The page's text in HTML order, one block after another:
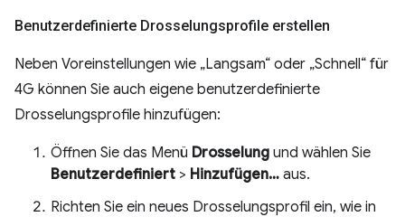
Benutzerdefinierte Drosselungsprofile erstellen
Neben Voreinstellungen wie „Langsam“ oder „Schnell“ für
4G können Sie auch eigene benutzerdefinierte
Drosselungsprofile hinzufügen:
Öffnen Sie das Menü Drosselung und wählen Sie
Benutzerdefiniert > Hinzufügen… aus.
Richten Sie ein neues Drosselungsprofil ein, wie in